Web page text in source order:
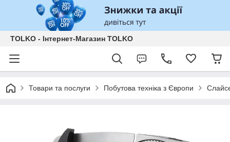
TOLKO - Інтернет-Магазин TOLKO
Товари та послуги Побутова техніка з Європи